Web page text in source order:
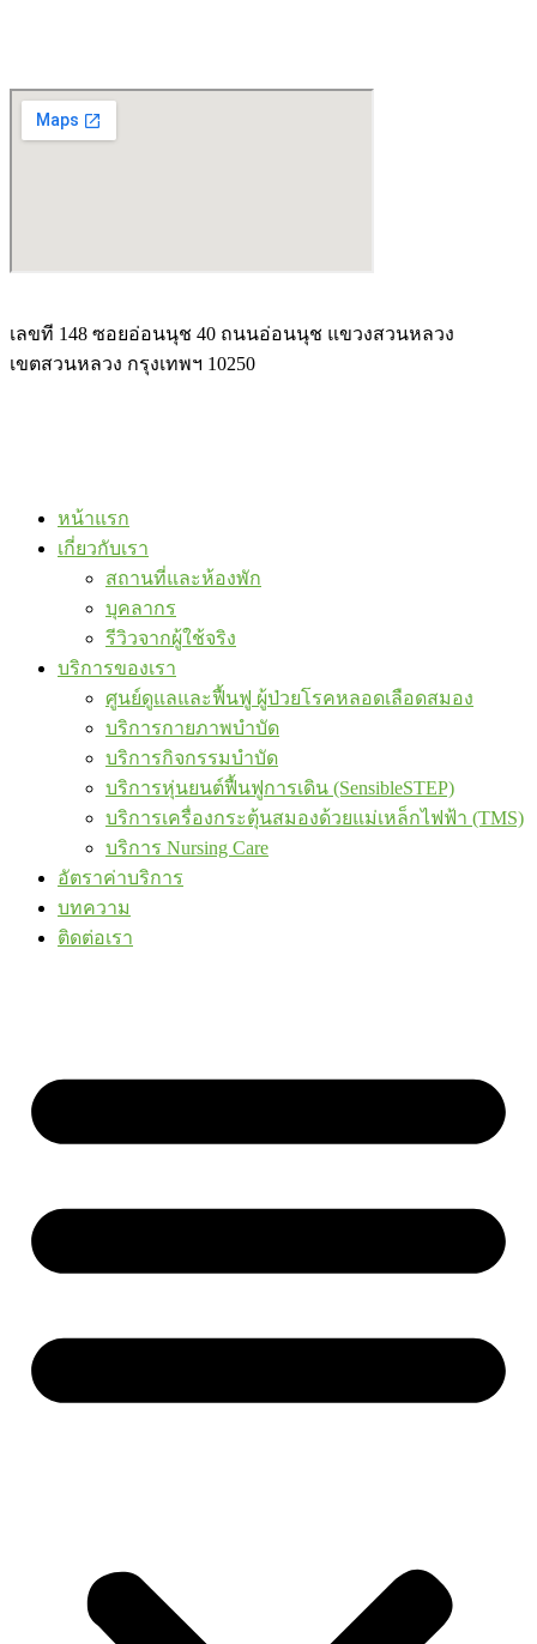
เลขที 148 ซอยอ่อนนุช 40 ถนนอ่อนนุช แขวงสวนหลวง
เขตสวนหลวง กรุงเทพฯ 10250
หน้าแรก
เกี่ยวกับเรา
สถานที่และห้องพัก
บุคลากร
รีวิวจากผู้ใช้จริง
บริการของเรา
ศูนย์ดูแลและฟื้นฟู ผู้ป่วยโรคหลอดเลือดสมอง
บริการกายภาพบำบัด
บริการกิจกรรมบำบัด
บริการหุ่นยนต์ฟื้นฟูการเดิน (SensibleSTEP)
บริการเครื่องกระตุ้นสมองด้วยแม่เหล็กไฟฟ้า (TMS)
บริการ Nursing Care
อัตราค่าบริการ
บทความ
ติดต่อเรา